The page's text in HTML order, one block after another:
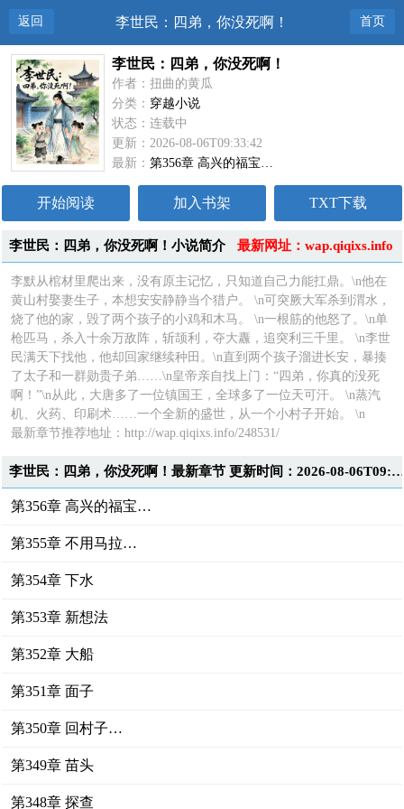
返回 李世民：四弟，你没死啊！ 首页
李世民：四弟，你没死啊！
作者：扭曲的黄瓜
分类： 穿越小说
状态：连载中
更新：2026-08-06T09:33:42
最新：第356章 高兴的福宝…
开始阅读 加入书架 TXT下载
最新网址：wap.qiqixs.info
李世民：四弟，你没死啊！小说简介
李默从棺材里爬出来，没有原主记忆，只知道自己力能扛鼎。\n他在
黄山村娶妻生子，本想安安静静当个猎户。 \n可突厥大军杀到渭水，
烧了他的家，毁了两个孩子的小鸡和木马。 \n一根筋的他怒了。\n单
枪匹马，杀入十余万敌阵，斩颉利，夺大纛，追突利三千里。 \n李世
民满天下找他，他却回家继续种田。\n直到两个孩子溜进长安，暴揍
了太子和一群勋贵子弟……\n皇帝亲自找上门：“四弟，你真的没死
啊！”\n从此，大唐多了一位镇国王，全球多了一位天可汗。 \n蒸汽
机、火药、印刷术……一个全新的盛世，从一个小村子开始。 \n
最新章节推荐地址：http://wap.qiqixs.info/248531/
李世民：四弟，你没死啊！最新章节 更新时间：
第356章 高兴的福宝…
第355章 不用马拉…
第354章 下水
第353章 新想法
第352章 大船
第351章 面子
第350章 回村子…
第349章 苗头
第348章 探查